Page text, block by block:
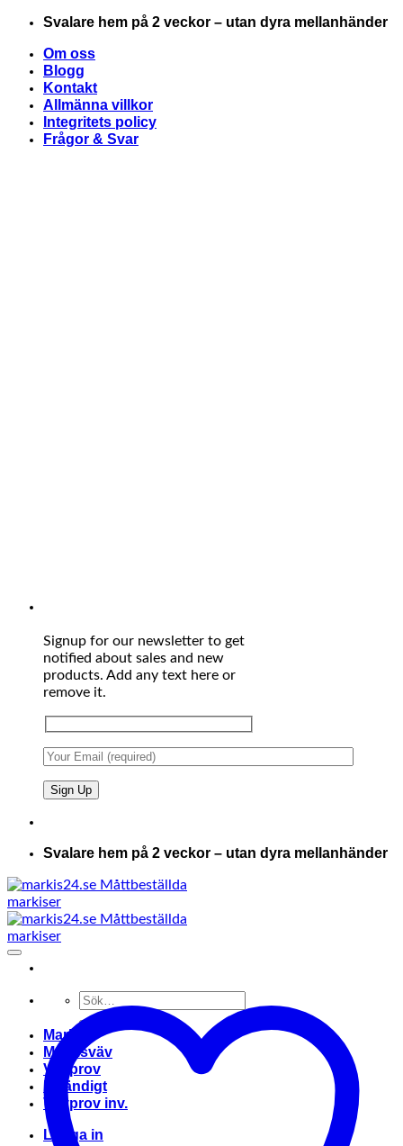
Skip
content
Svalare hem på 2 veckor – utan dyra mellanhänder
Om oss
Blogg
Kontakt
Allmänna villkor
Integritets policy
Frågor & Svar
Signup for our newsletter to get
notified about sales and new
products. Add any text here or
remove it.
Svalare hem på 2 veckor – utan dyra mellanhänder
Sök
efter:
Markis
Markisväv
Vävprov
Invändigt
Vävprov inv.
Logga in